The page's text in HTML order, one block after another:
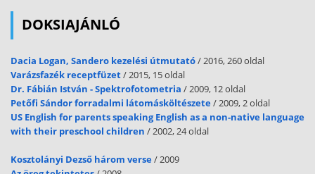
számítógépek között. 1976-ra készül el a technológia, amely
Belloni, Tom Truscott és Jim Ellis kifejleszti a hírcsoportos hálózati
kommunikáció rendszerét, az Usenetet. Az UUCP-re (Unix to Unix
Copy Protocol) és az e-mailre alapozott technológia máig a
legnépszerűbb Internet-felhasználások egyike. 1981 Az amerikai
Nemzeti Tudományos Alap (National Science Foundation)
ARPANethez. Az új gerinchálózat kicsit gyorsabb, mint a
DOKSIAJÁNLÓ
Dacia Logan, Sandero kezelési útmutató/ 2016, 260 oldal
Varázsfazék receptfüzet/ 2015, 15 oldal
Dr. Fábián István - Spektrofotometria / 2009, 12 oldal
Petőfi Sándor forradalmi látomásköltészete/ 2009, 2 oldal
US English for parents speaking English as a non-native language
with their preschool children / 2002, 24 oldal
Kosztolányi Dezső három verse/ 2009